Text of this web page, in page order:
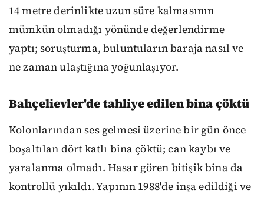
14 metre derinlikte uzun süre kalmasının
mümkün olmadığı yönünde değerlendirme
yaptı; soruşturma, buluntuların baraja nasıl ve
ne zaman ulaştığına yoğunlaşıyor.
Bahçelievler'de tahliye edilen bina çöktü
Kolonlarından ses gelmesi üzerine bir gün önce
boşaltılan dört katlı bina çöktü; can kaybı ve
yaralanma olmadı. Hasar gören bitişik bina da
kontrollü yıkıldı. Yapının 1988'de inşa edildiği ve